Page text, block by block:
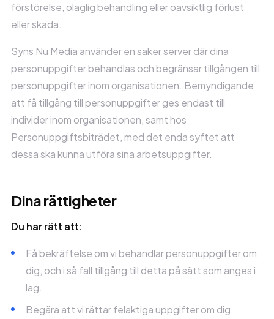
förstörelse, olaglig behandling eller oavsiktlig förlust
eller skada.
Syns Nu Media använder en säker server där dina
personuppgifter behandlas och begränsar tillgången till
personuppgifter inom organisationen. Bemyndigande
att få tillgång till personuppgifter ges endast till
individer inom organisationen, samt hos
Personuppgiftsbiträdet, med det enda syftet att
dessa ska kunna utföra sina arbetsuppgifter.
Dina rättigheter
Du har rätt att:
Få bekräftelse om vi behandlar personuppgifter om
dig, och i så fall tillgång till detta på sätt som anges i
lag.
Begära att vi rättar felaktiga uppgifter om dig.